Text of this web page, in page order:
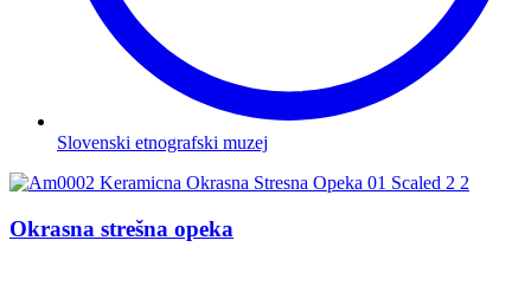
Slovenski etnografski muzej
Okrasna strešna opeka